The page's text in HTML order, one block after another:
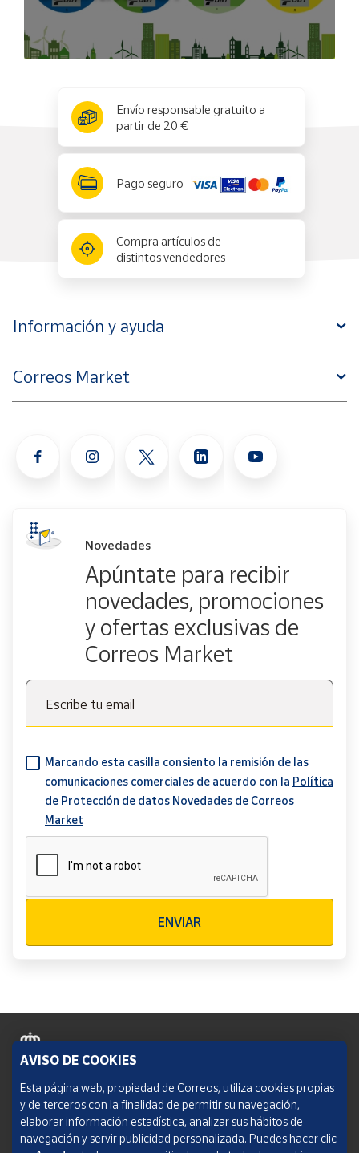
Envío responsable gratuito a
partir de 20 €
Pago seguro
Compra artículos de
distintos vendedores
Información y ayuda
Correos Market
Novedades
Apúntate para recibir
novedades, promociones
y ofertas exclusivas de
Correos Market
Escribe tu email
Marcando esta casilla consiento la remisión de las
comunicaciones comerciales de acuerdo con la Política
de Protección de datos Novedades de Correos
Market
ENVIAR
Política de cookies
Aviso legal
Condiciones del servicio
AVISO DE COOKIES
Esta página web, propiedad de Correos, utiliza cookies propias
y de terceros con la finalidad de permitir su navegación,
elaborar información estadística, analizar sus hábitos de
navegación y servir publicidad personalizada. Puedes hacer clic